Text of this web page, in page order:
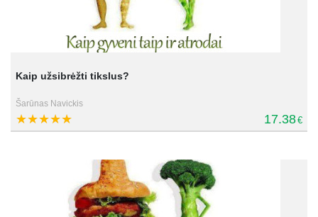
Kaip užsibrėžti tikslus?
Šarūnas Navickis
17.38€